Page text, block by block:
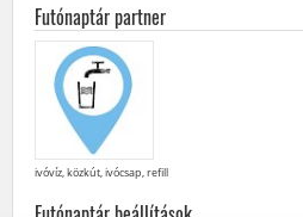
Futónaptár partner
ivóvíz, közkút, ivócsap, refill